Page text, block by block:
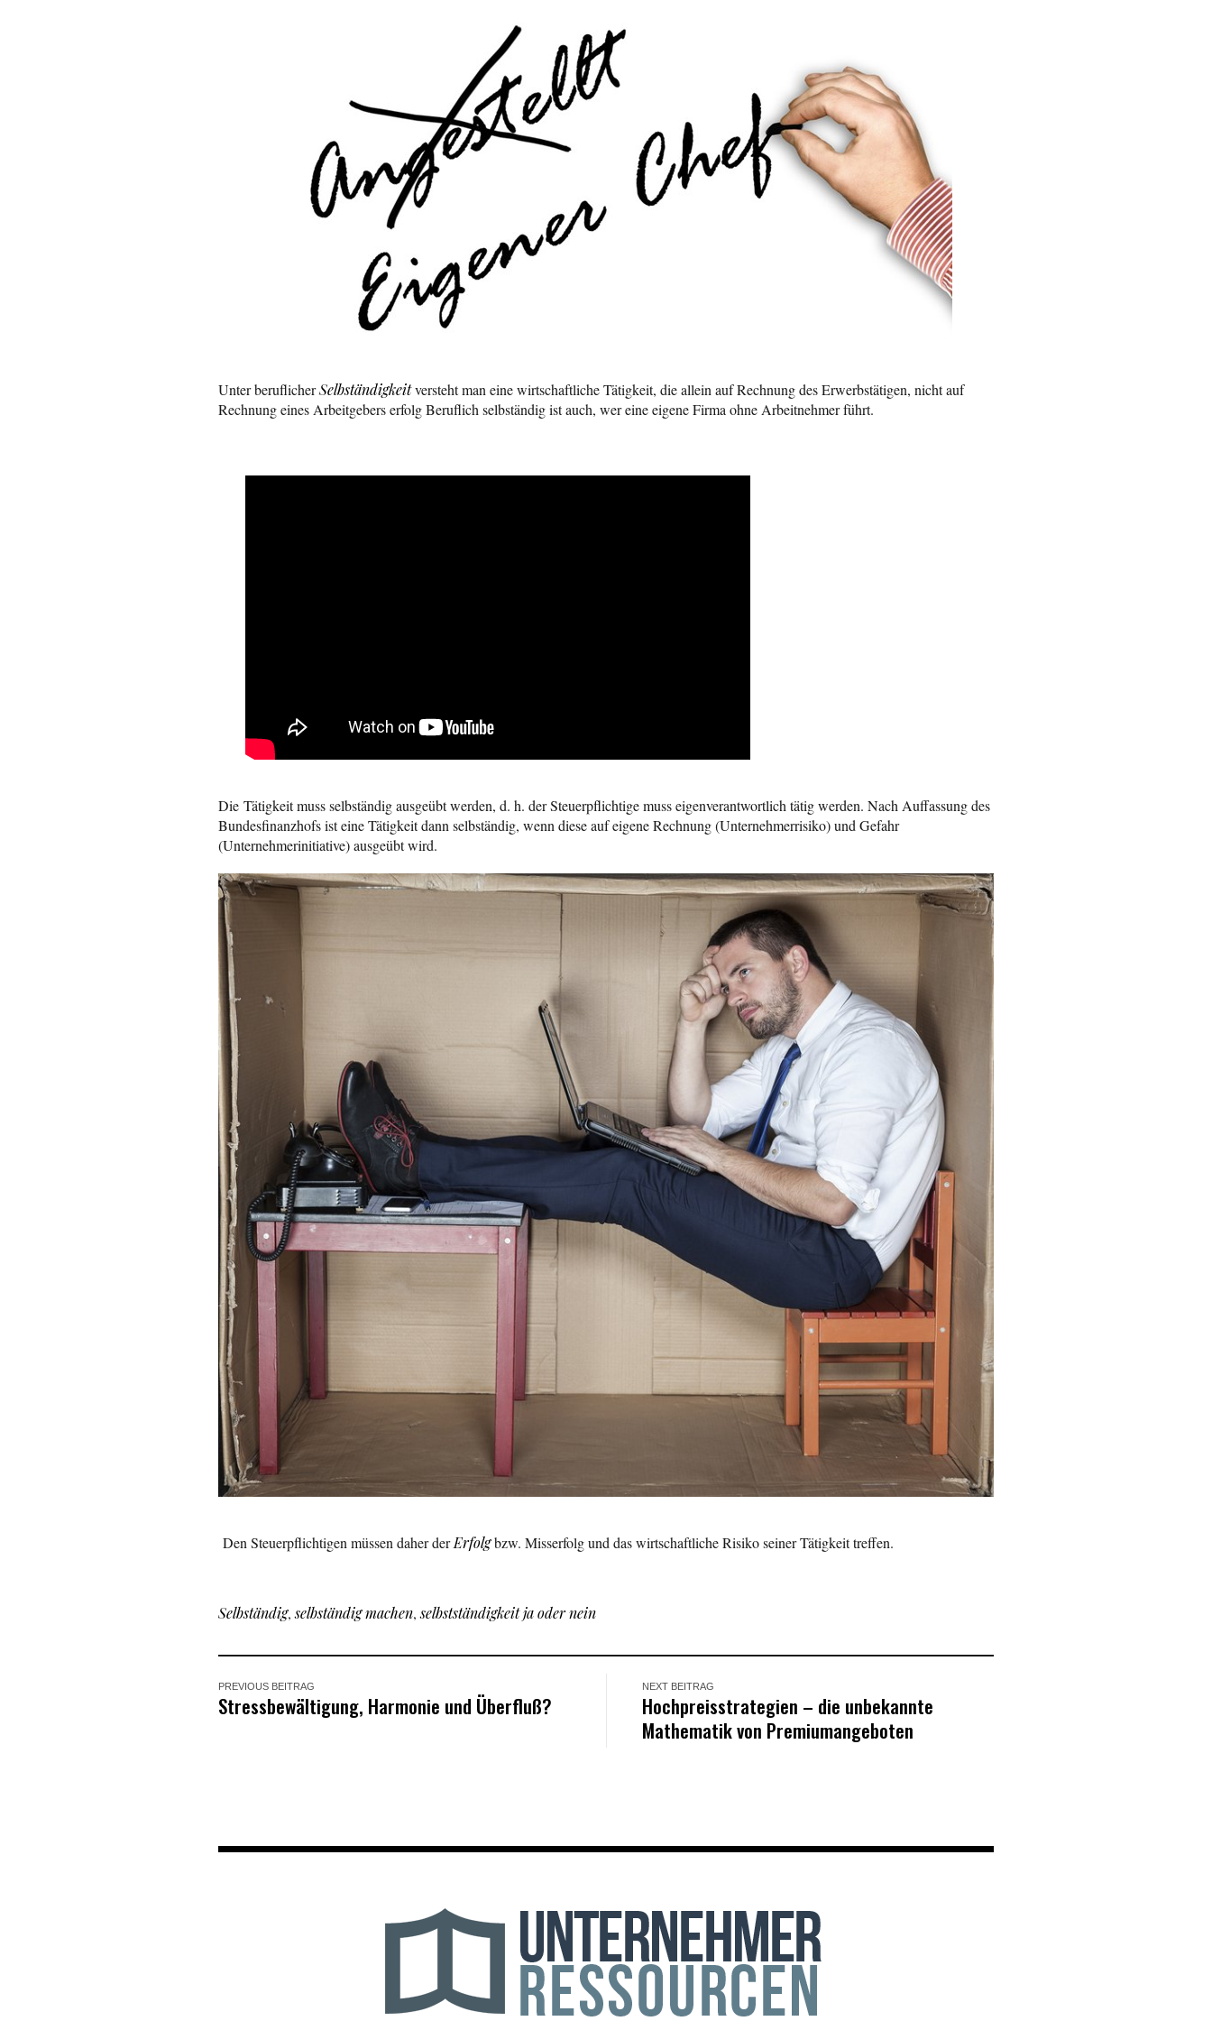
Unter beruflicherSelbständigkeitversteht man eine wirtschaftliche Tätigkeit, die allein auf Rechnung des Erwerbstätigen, nicht auf
Rechnung eines Arbeitgebers erfolg Beruflich selbständig ist auch, wer eine eigene Firma ohne Arbeitnehmer führt.
Die Tätigkeit muss selbständig ausgeübt werden, d. h. der Steuerpflichtige muss eigenverantwortlich tätig werden. Nach Auffassung des
Bundesfinanzhofs ist eine Tätigkeit dann selbständig, wenn diese auf eigene Rechnung (Unternehmerrisiko) und Gefahr
(Unternehmerinitiative) ausgeübt wird.
Den Steuerpflichtigen müssen daher derErfolgbzw. Misserfolg und das wirtschaftliche Risiko seiner Tätigkeit treffen.
Selbständig,selbständig machen,selbstständigkeit ja oder nein
PREVIOUS BEITRAG
Stressbewältigung, Harmonie und Überfluß?
NEXT BEITRAG
Hochpreisstrategien – die unbekannte
Mathematik von Premiumangeboten